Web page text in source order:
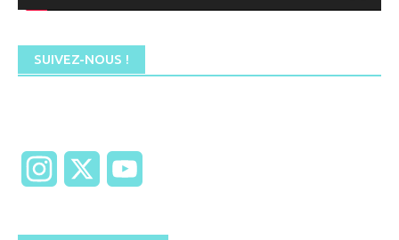
SUIVEZ-NOUS !
Instagram